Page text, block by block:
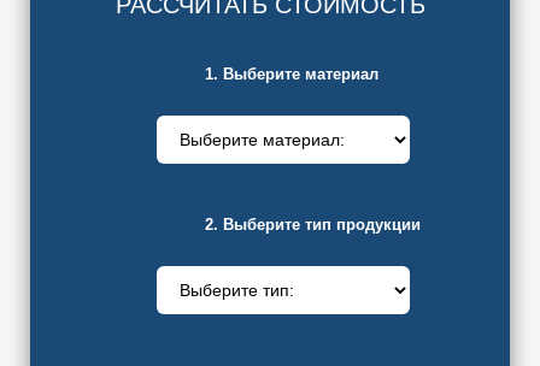
1. Выберите материал
2. Выберите тип продукции